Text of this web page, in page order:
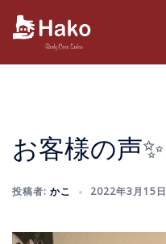
お客様の声✨
投稿者: かこ 2022年3月15日